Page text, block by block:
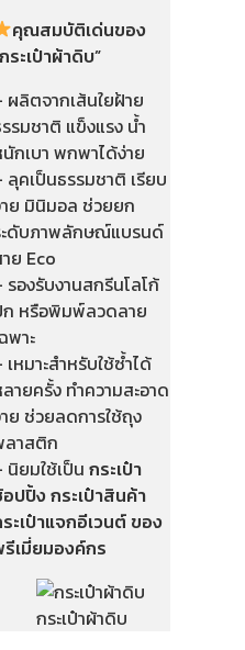
คุณสมบัติเด่นของ
กระเป๋าผ้าดิบ”
ผลิตจากเส้นใยฝ้าย
รมชาติ แข็งแรง น้ำ
กเบา พกพาได้ง่าย
ลุคเป็นธรรมชาติ เรียบ
ย มินิมอล ช่วยยก
ดับภาพลักษณ์แบรนด์
ย Eco
รองรับงานสกรีนโลโก้
หรือพิมพ์ลวดลาย
พาะ
เหมาะสำหรับใช้ซ้ำได้
ายครั้ง ทำความสะอาด
ย ช่วยลดการใช้ถุง
าสติก
นิยมใช้เป็น กระเป๋า
ปปิ้ง กระเป๋าสินค้า
ะเป๋าแจกอีเวนต์ ของ
เมี่ยมองค์กร
กระเป๋าผ้าดิบ